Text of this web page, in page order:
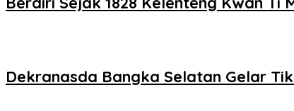
Dekranasda Bangka Selatan Gelar